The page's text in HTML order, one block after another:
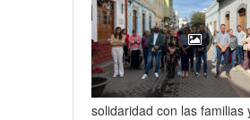
solidaridad con las